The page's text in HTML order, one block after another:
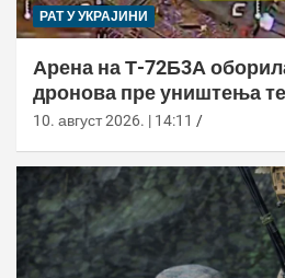
РАТ У УКРАЈИНИ
Арена на Т-72Б3А
дронова пре уништења
10. август 2026. | 14:11